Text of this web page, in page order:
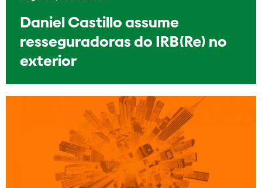
Daniel Castillo assume
resseguradoras do IRB(Re) no
exterior